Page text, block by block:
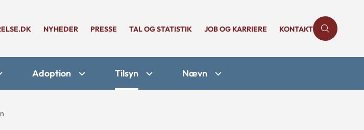
NYHEDER PRESSE TAL OG STATISTIK JOB OG KARRIERE KONTAKT
Adoption Tilsyn Nævn